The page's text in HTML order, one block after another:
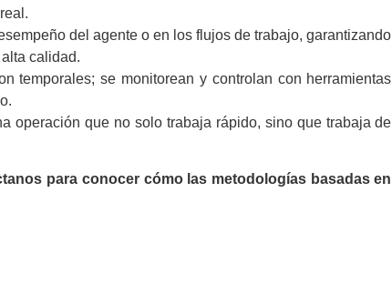
del agente o en los flujos de trabajo, garantizando
calidad.
temporales; se monitorean y controlan con herramientas
operación que no solo trabaja rápido, sino que trabaja de
para conocer cómo las metodologías basadas en